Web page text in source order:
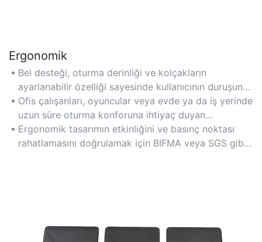
Ergonomik
Bel desteği, oturma derinliği ve kolçakların
ayarlanabilir özelliği sayesinde kullanıcının duruşuna
uyum sağlayarak uzun çalışma saatlerinde oluşan
gerginliği azaltır.
Ofis çalışanları, oyuncular veya evde ya da iş yerinde
uzun süre oturma konforuna ihtiyaç duyan
profesyoneller için uygundur.
Ergonomik tasarımın etkinliğini ve basınç noktası
rahatlamasını doğrulamak için BIFMA veya SGS gibi